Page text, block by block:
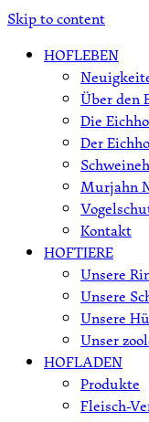
Skip to content
HOFLEBEN
Über den
Die
Der
Murjahn
Kontakt
HOFTIERE
Unsere
Unsere
Unsere
Unser
HOFLADEN
Produkte
Fleisch-